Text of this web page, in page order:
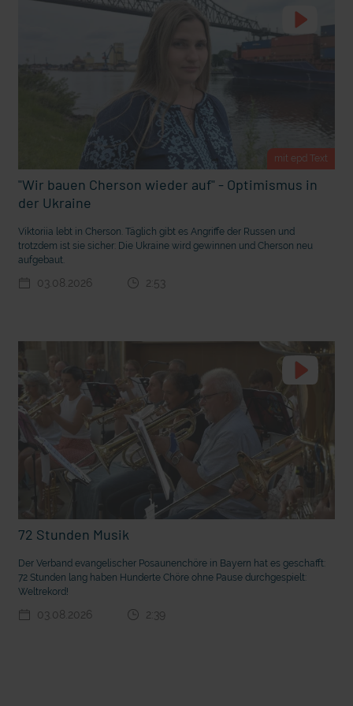
Nachhaltige Geldanlage: Rendite mit gutem Gewissen?
Ostern erleben wie vor 2000 Jahren in Jerusalem
mit epd Text
"Wir bauen Cherson wieder auf" - Optimismus in
der Ukraine
Viktoriia lebt in Cherson. Täglich gibt es Angriffe der Russen und
trotzdem ist sie sicher: Die Ukraine wird gewinnen und Cherson neu
aufgebaut.
03.08.2026 2:53
72 Stunden Musik
Der Verband evangelischer Posaunenchöre in Bayern hat es geschafft:
72 Stunden lang haben Hunderte Chöre ohne Pause durchgespielt:
Weltrekord!
03.08.2026 2:39